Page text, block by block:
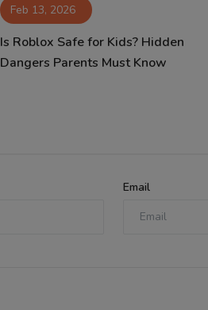
Feb 13, 2026
Is Roblox Safe for Kids? Hidden
Dangers Parents Must Know
Email